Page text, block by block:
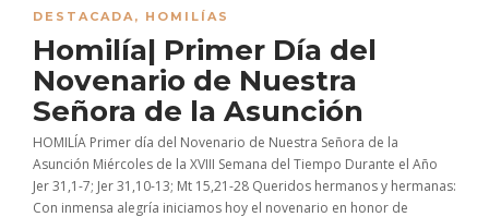
DESTACADA , HOMILÍAS
Homilía| Primer Día del
Novenario de Nuestra
Señora de la Asunción
HOMILÍA Primer día del Novenario de Nuestra Señora de la
Asunción Miércoles de la XVIII Semana del Tiempo Durante el Año
Jer 31,1-7; Jer 31,10-13; Mt 15,21-28 Queridos hermanos y hermanas:
Con inmensa alegría iniciamos hoy el novenario en honor de